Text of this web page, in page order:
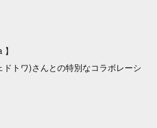
トワ)さんとの特別なコラボレーシ